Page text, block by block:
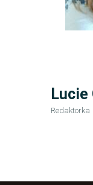
Redaktorka